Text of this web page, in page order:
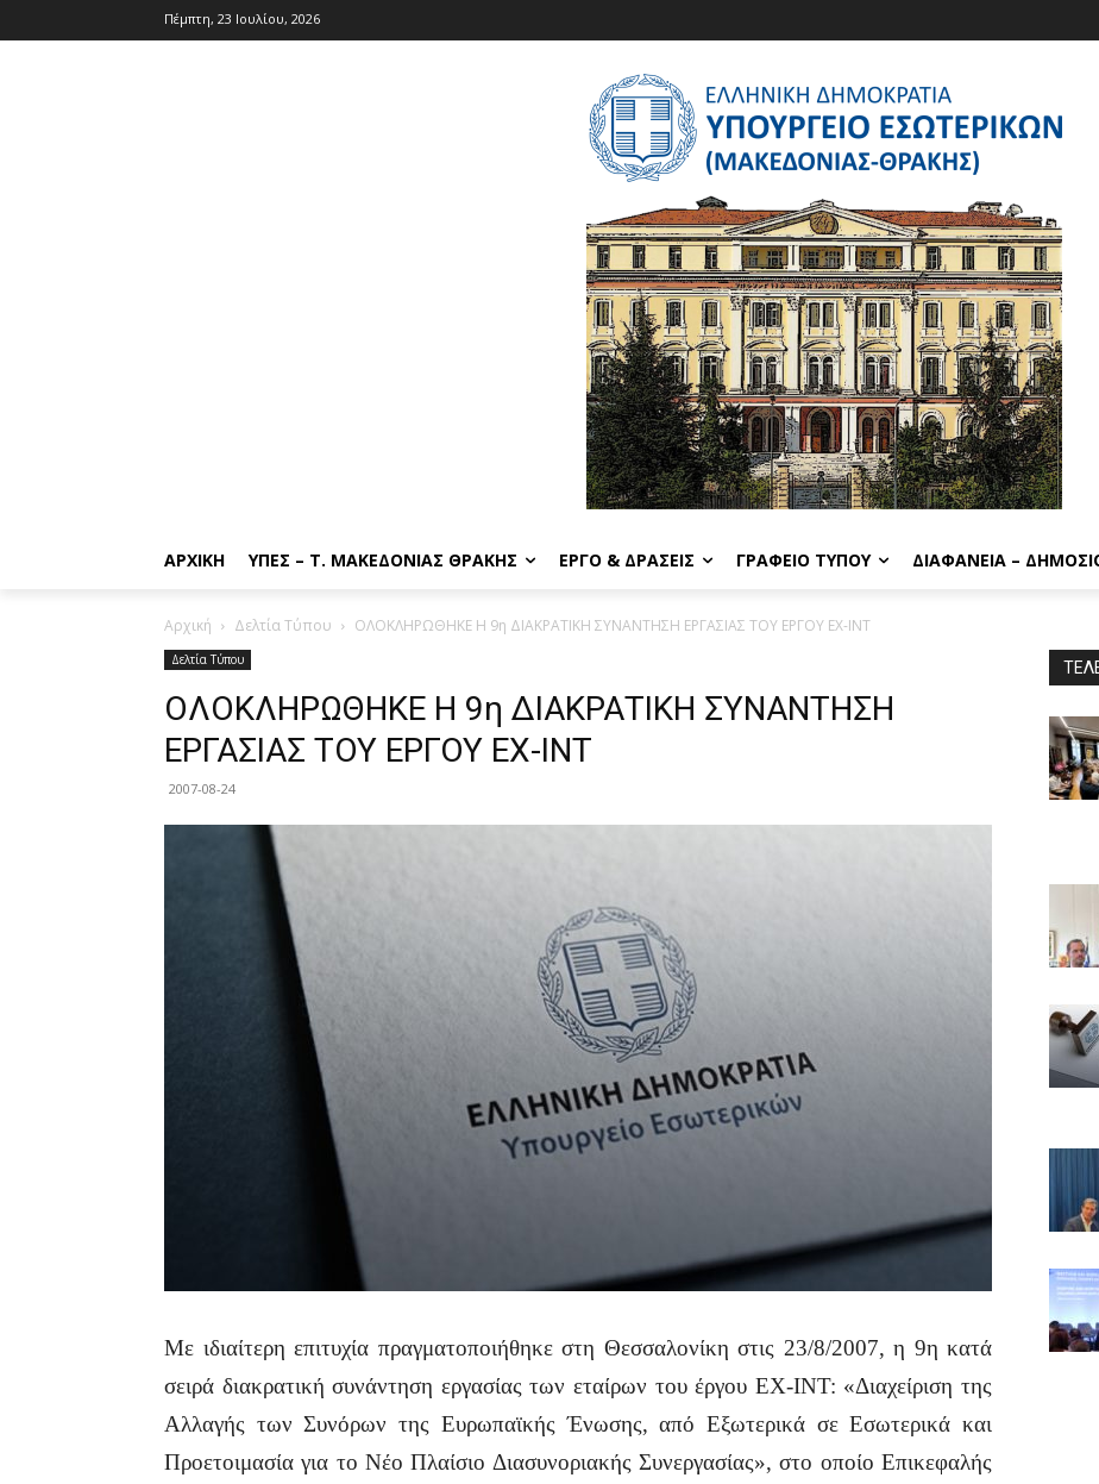
Πέμπτη, 23 Ιουλίου, 2026
ΑΡΧΙΚΉ ΥΠΕΣ – Τ. ΜΑΚΕΔΟΝΊΑΣ ΘΡΆΚΗΣ ΈΡΓΟ & ΔΡΆΣΕΙΣ ΓΡΑΦΕΊΟ ΤΎΠΟΥ ΔΙΑΦΆΝΕΙΑ –
Αρχική Δελτία Τύπου ΟΛΟΚΛΗΡΩΘΗΚΕ Η 9η ΔΙΑΚΡΑΤΙΚΗ ΣΥΝΑΝΤΗΣΗ ΕΡΓΑΣΙΑΣ ΤΟΥ ΕΡΓΟΥ ΕΧ-ΙΝΤ
Δελτία Τύπου
ΟΛΟΚΛΗΡΩΘΗΚΕ Η 9η ΔΙΑΚΡΑΤΙΚΗ ΣΥΝΑΝΤΗΣΗ
ΕΡΓΑΣΙΑΣ ΤΟΥ ΕΡΓΟΥ ΕΧ-ΙΝΤ
2007-08-24
Με ιδιαίτερη επιτυχία πραγματοποιήθηκε στη Θεσσαλονίκη στις 23/8/2007, η 9η κατά
σειρά διακρατική συνάντηση εργασίας των εταίρων του έργου EX-ΙΝT: «Διαχείριση της
Αλλαγής των Συνόρων της Ευρωπαϊκής Ένωσης, από Εξωτερικά σε Εσωτερικά και
Προετοιμασία για το Νέο Πλαίσιο Διασυνοριακής Συνεργασίας», στο οποίο Επικεφαλής